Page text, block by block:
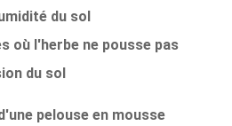
du sol
où l'herbe ne pousse pas
du sol
pelouse en mousse